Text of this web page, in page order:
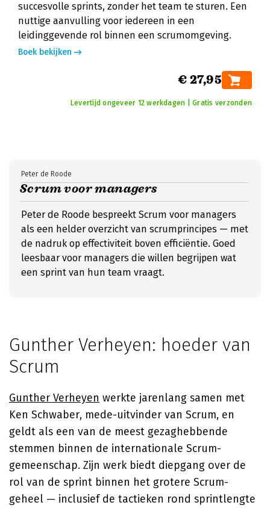
succesvolle sprints, zonder het team te sturen. Een
nuttige aanvulling voor iedereen in een
leidinggevende rol binnen een scrumomgeving.
Boek bekijken
€ 27,95
Levertijd ongeveer 12 werkdagen | Gratis verzonden
Scrum voor managers
Peter de Roode
Peter de Roode bespreekt Scrum voor managers
als een helder overzicht van scrumprincipes — met
de nadruk op effectiviteit boven efficiëntie. Goed
leesbaar voor managers die willen begrijpen wat
een sprint van hun team vraagt.
Gunther Verheyen: hoeder van
Scrum
Gunther Verheyen werkte jarenlang samen met
Ken Schwaber, mede-uitvinder van Scrum, en
geldt als een van de meest gezaghebbende
stemmen binnen de internationale Scrum-
gemeenschap. Zijn werk biedt diepgang over de
rol van de sprint binnen het grotere Scrum-
geheel — inclusief de tactieken rond sprintlengte